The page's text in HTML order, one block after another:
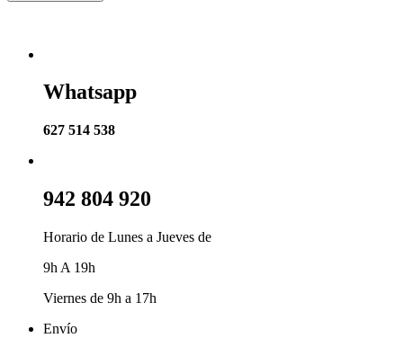
Whatsapp
627 514 538
942 804 920
Horario de Lunes a Jueves de
9h A 19h
Viernes de 9h a 17h
Envío